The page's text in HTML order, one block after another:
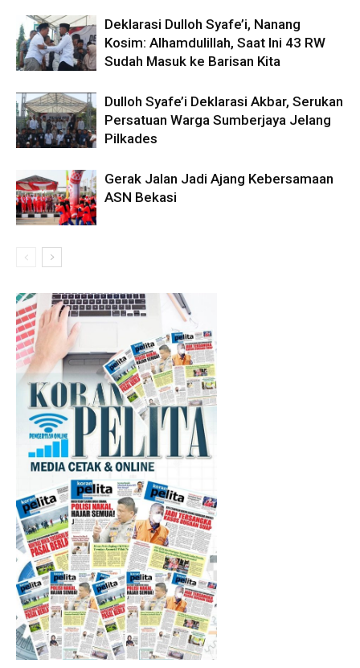
Deklarasi Dulloh Syafe’i, Nanang
Kosim: Alhamdulillah, Saat Ini 43 RW
Sudah Masuk ke Barisan Kita
Dulloh Syafe’i Deklarasi Akbar, Serukan
Persatuan Warga Sumberjaya Jelang
Pilkades
Gerak Jalan Jadi Ajang Kebersamaan
ASN Bekasi